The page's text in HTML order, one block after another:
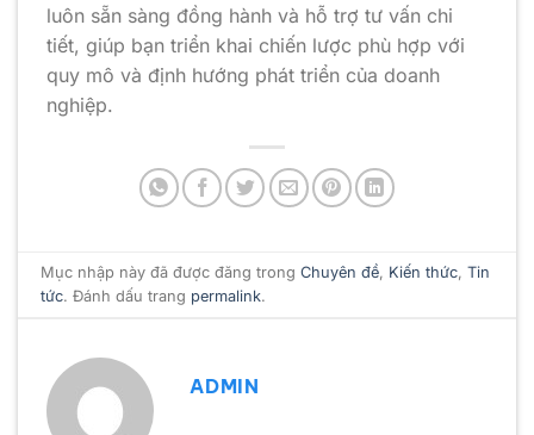
luôn sẵn sàng đồng hành và hỗ trợ tư vấn chi
tiết, giúp bạn triển khai chiến lược phù hợp với
quy mô và định hướng phát triển của doanh
nghiệp.
Mục nhập này đã được đăng trongChuyên đề, Kiến thức,Tin
tức. Đánh dấu trang permalink.
ADMIN